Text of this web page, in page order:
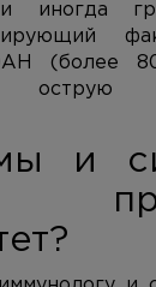
иногда
(более
и